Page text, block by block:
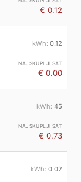
€ 0.12
0.12
€ 0.00
45
€ 0.73
0.02